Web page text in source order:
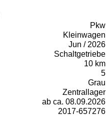
Pkw
Kleinwagen
Jun / 2026
Schaltgetriebe
10 km
5
Grau
Zentrallager
ab ca. 08.09.2026
2017-657276